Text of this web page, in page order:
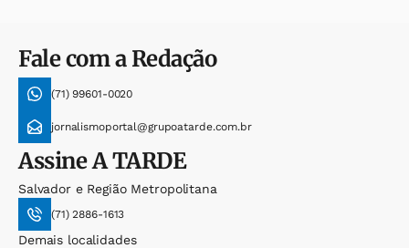
Fale com a Redação
(71) 99601-0020
jornalismoportal@grupoatarde.com.br
AssineA TARDE
Salvador e Região Metropolitana
(71) 2886-1613
Demais localidades